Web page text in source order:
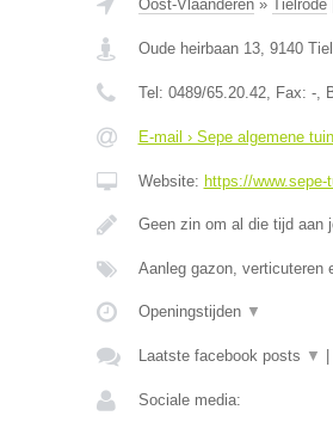
Oost-Vlaanderen» Tielrode|
Oude heirbaan 13, 9140
Tel: 0489/65.20.42, Fax: -,
E-mail › Sepe algemene
Website: https://www.sepe-
Geen zin om al die tijd aan
Aanleg gazon, verticuteren
Openingstijden ▼
Laatste facebook posts ▼
Sociale media: